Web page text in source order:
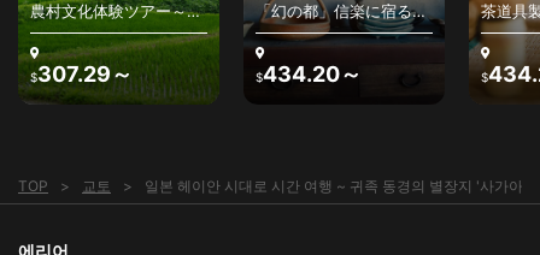
農村文化体験ツアー～日
本の原風景と農村文化を
堪能する
$307.29～
「幻の都」信楽に宿る、
わびさびの美を感じる〜
古来の陶器、最高級銘
茶、茶人との出逢い～
$434.20～
茶道具
アー～
高山の
$
TOP 교토 일본 헤이안 시대로 시간 여행 ~ 귀족 동경의 별장지 '사가아